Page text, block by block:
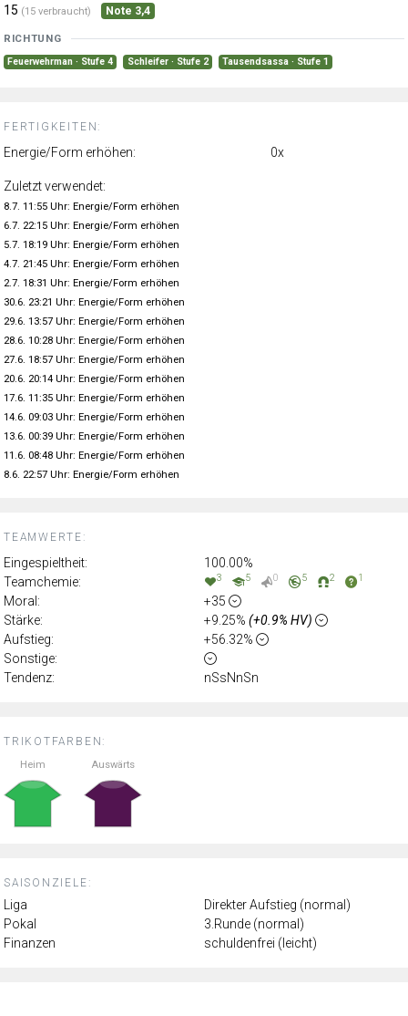
TRIKOTFARBEN:
Heim Auswärts
SAISONZIELE:
Liga
Direkter Aufstieg (normal)
Pokal
3.Runde (normal)
Finanzen
schuldenfrei (leicht)
TEAMWERTE:
Eingespieltheit:
100.00%
Teamchemie:
3 5 0 5 2 1
Moral:
+35
Stärke:
+9.25% (+0.9% HV)
Aufstieg:
+56.32%
Sonstige:
Tendenz:
nSsNnSn
15 (15 verbraucht) Note 3,4
RICHTUNG
Feuerwehrman · Stufe 4 Schleifer · Stufe 2 Tausendsassa · Stufe 1
FERTIGKEITEN:
Energie/Form erhöhen: 0x
Zuletzt verwendet:
8.7. 11:55 Uhr: Energie/Form erhöhen
6.7. 22:15 Uhr: Energie/Form erhöhen
5.7. 18:19 Uhr: Energie/Form erhöhen
4.7. 21:45 Uhr: Energie/Form erhöhen
2.7. 18:31 Uhr: Energie/Form erhöhen
30.6. 23:21 Uhr: Energie/Form erhöhen
29.6. 13:57 Uhr: Energie/Form erhöhen
28.6. 10:28 Uhr: Energie/Form erhöhen
27.6. 18:57 Uhr: Energie/Form erhöhen
20.6. 20:14 Uhr: Energie/Form erhöhen
17.6. 11:35 Uhr: Energie/Form erhöhen
14.6. 09:03 Uhr: Energie/Form erhöhen
13.6. 00:39 Uhr: Energie/Form erhöhen
11.6. 08:48 Uhr: Energie/Form erhöhen
8.6. 22:57 Uhr: Energie/Form erhöhen